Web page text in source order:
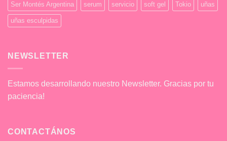
Ser Montés Argentina serum servicio soft gel Tokio uñas
uñas esculpidas
NEWSLETTER
Estamos desarrollando nuestro Newsletter. Gracias por tu
paciencia!
CONTACTÁNOS